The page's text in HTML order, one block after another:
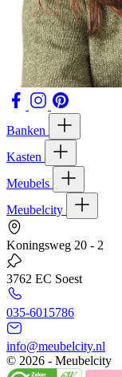
Banken
Kasten
Meubels
Meubelcity
Koningsweg 20 - 2
3762 EC Soest
035-6015786
info@meubelcity.nl
© 2026 - Meubelcity